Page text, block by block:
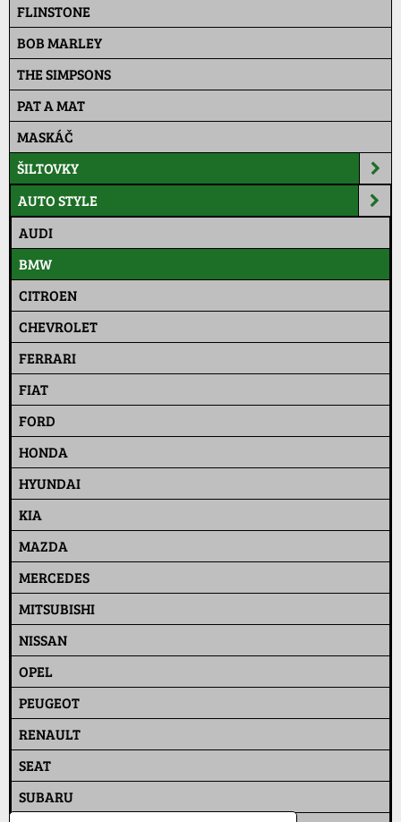
FLINSTONE
BOB MARLEY
THE SIMPSONS
PAT A MAT
MASKÁČ
ŠILTOVKY
AUTO STYLE
AUDI
BMW
CITROEN
CHEVROLET
FERRARI
FIAT
FORD
HONDA
HYUNDAI
KIA
MAZDA
MERCEDES
MITSUBISHI
NISSAN
OPEL
PEUGEOT
RENAULT
SEAT
SUBARU